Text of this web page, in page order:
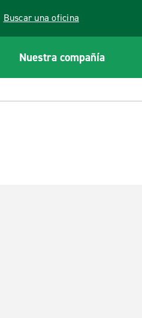
Buscar una oficina
Nuestra compañía